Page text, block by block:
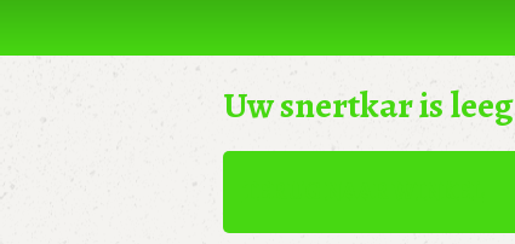
Uw snertkar is